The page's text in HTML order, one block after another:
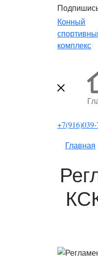
Конный
комплекс
+7(916)039-
Главная